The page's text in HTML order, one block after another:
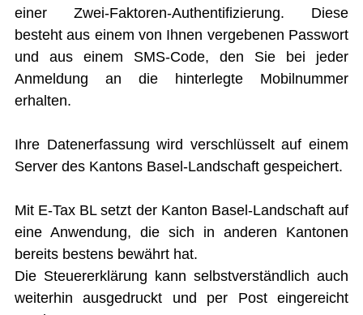
einer Zwei-Faktoren-Authentifizierung. Diese
besteht aus einem von Ihnen vergebenen Passwort
und aus einem SMS-Code, den Sie bei jeder
Anmeldung an die hinterlegte Mobilnummer
erhalten.
Ihre Datenerfassung wird verschlüsselt auf einem
Server des Kantons Basel-Landschaft gespeichert.
Mit E-Tax BL setzt der Kanton Basel-Landschaft auf
eine Anwendung, die sich in anderen Kantonen
bereits bestens bewährt hat.
Die Steuererklärung kann selbstverständlich auch
weiterhin ausgedruckt und per Post eingereicht